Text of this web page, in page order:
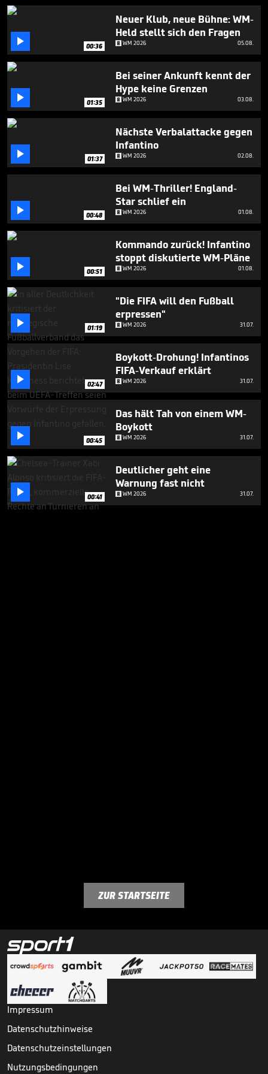
55
seconds
 00:36
Neuer Klub, neue Bühne: WM-
Held stellt sich den Fragen
WM 2026 05.08.
 01:35
Bei seiner Ankunft kennt der
Hype keine Grenzen
WM 2026 03.08.
 01:37
Nächste Verbalattacke gegen
Infantino
WM 2026 02.08.
 00:48
Bei WM-Thriller! England-
Star schlief ein
WM 2026 01.08.
 00:51
Kommando zurück! Infantino
stoppt diskutierte WM-Pläne
WM 2026 01.08.
 01:19
"Die FIFA will den Fußball
erpressen"
WM 2026 31.07.
 02:47
Boykott-Drohung! Infantinos
FIFA-Verkauf erklärt
WM 2026 31.07.
 00:45
Das hält Tah von einem WM-
Boykott
WM 2026 31.07.
 00:41
Deutlicher geht eine
Warnung fast nicht
WM 2026 31.07.
ZUR STARTSEITE
Impressum
Datenschutzhinweise
Datenschutzeinstellungen
Nutzungsbedingungen